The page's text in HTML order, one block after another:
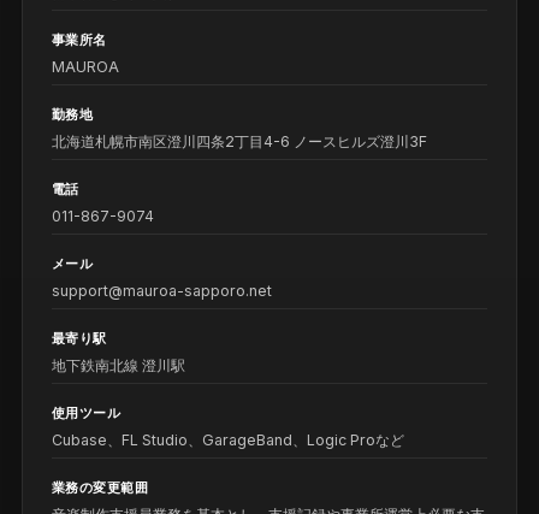
事業所名
MAUROA
勤務地
北海道札幌市南区澄川四条2丁目4-6 ノースヒルズ澄川3F
電話
011-867-9074
メール
support@mauroa-sapporo.net
最寄り駅
地下鉄南北線 澄川駅
使用ツール
Cubase、FL Studio、GarageBand、Logic Proなど
業務の変更範囲